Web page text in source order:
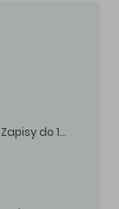
Trwa skup akcji spółki Wikana SA. Zapisy do 14.08.2026 r. do godz. 16.00.